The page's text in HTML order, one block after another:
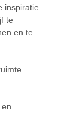
inspiratie
te
en te